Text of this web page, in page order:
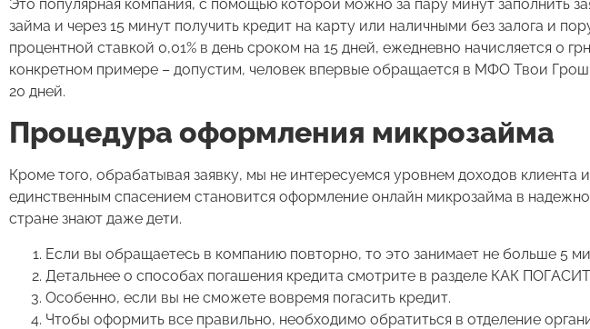
Это популярная компания, с помощью которой можно за пару минут заполнить
займа и через 15 минут получить кредит на карту или наличными без залога и
процентной ставкой 0,01% в день сроком на 15 дней, ежедневно начисляется 0
конкретном примере – допустим, человек впервые обращается в МФО Твои
20 дней.
Процедура оформления микрозайма
Кроме того, обрабатывая заявку, мы не интересуемся уровнем доходов клиента
единственным спасением становится оформление онлайн микрозайма в
стране знают даже дети.
Если вы обращаетесь в компанию повторно, то это занимает не больше 5
Детальнее о способах погашения кредита смотрите в разделе КАК
Особенно, если вы не сможете вовремя погасить кредит.
Чтобы оформить все правильно, необходимо обратиться в отделение